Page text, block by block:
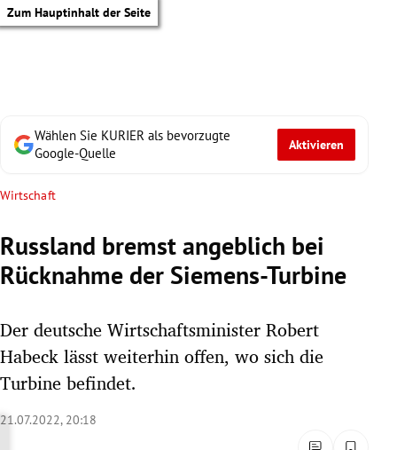
Zum Hauptinhalt der Seite
Untermenü
Untermenü
Wählen Sie KURIER als bevorzugte
Google-Quelle
Aktivieren
Wirtschaft
Russland bremst angeblich bei
Rücknahme der Siemens-Turbine
Der deutsche Wirtschaftsminister Robert
Habeck lässt weiterhin offen, wo sich die
Turbine befindet.
21.07.2022, 20:18